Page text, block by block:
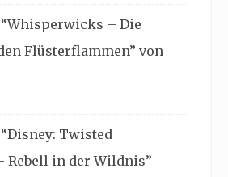
– Die
Flüsterflammen” von
Twisted
Rebell in der Wildnis”